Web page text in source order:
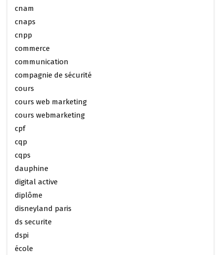
cnam
cnaps
cnpp
commerce
communication
compagnie de sécurité
cours
cours web marketing
cours webmarketing
cpf
cqp
cqps
dauphine
digital active
diplôme
disneyland paris
ds securite
dspi
école